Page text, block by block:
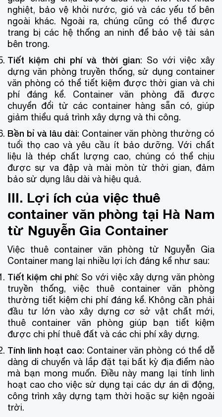
nghiệt, bảo vệ khỏi nước, gió và các yếu tố bên
ngoài khác. Ngoài ra, chúng cũng có thể được
trang bị các hệ thống an ninh để bảo vệ tài sản
bên trong.
Tiết kiệm chi phí và thời gian: So với việc xây
dựng văn phòng truyền thống, sử dụng container
văn phòng có thể tiết kiệm được thời gian và chi
phí đáng kể. Container văn phòng đã được
chuyển đổi từ các container hàng sẵn có, giúp
giảm thiểu quá trình xây dựng và thi công.
Bền bỉ và lâu dài: Container văn phòng thường có
tuổi thọ cao và yêu cầu ít bảo dưỡng. Với chất
liệu là thép chất lượng cao, chúng có thể chịu
được sự va đập và mài mòn từ thời gian, đảm
bảo sử dụng lâu dài và hiệu quả.
III. Lợi ích của việc thuê
container văn phòng tại Hà Nam
từ Nguyễn Gia Container
Việc thuê container văn phòng từ Nguyễn Gia
Container mang lại nhiều lợi ích đáng kể như sau:
Tiết kiệm chi phí: So với việc xây dựng văn phòng
truyền thống, việc thuê container văn phòng
thường tiết kiệm chi phí đáng kể. Không cần phải
đầu tư lớn vào xây dựng cơ sở vật chất mới,
thuê container văn phòng giúp bạn tiết kiệm
được chi phí thuê đất và các chi phí xây dựng.
Tính linh hoạt cao: Container văn phòng có thể dễ
dàng di chuyển và lắp đặt tại bất kỳ địa điểm nào
mà bạn mong muốn. Điều này mang lại tính linh
hoạt cao cho việc sử dụng tại các dự án di động,
công trình xây dựng tạm thời hoặc sự kiện ngoài
trời.